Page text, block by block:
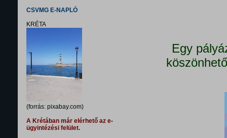
CSVMG E-NAPLÓ
KRÉTA
(forrás: pixabay.com)
A Krétában már elérhető az e-
ügyintézési felület.
Egy